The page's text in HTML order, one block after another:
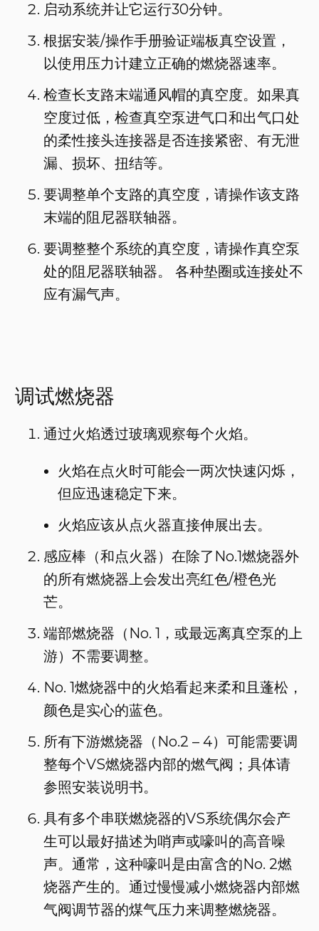
启动系统并让它运行30分钟。
根据安装/操作手册验证端板真空设置，
以使用压力计建立正确的燃烧器速率。
检查长支路末端通风帽的真空度。如果真
空度过低，检查真空泵进气口和出气口处
的柔性接头连接器是否连接紧密、有无泄
漏、损坏、扭结等。
要调整单个支路的真空度，请操作该支路
末端的阻尼器联轴器。
要调整整个系统的真空度，请操作真空泵
处的阻尼器联轴器。 各种垫圈或连接处不
应有漏气声。
调试燃烧器
通过火焰透过玻璃观察每个火焰。
火焰在点火时可能会一两次快速闪烁，
但应迅速稳定下来。
火焰应该从点火器直接伸展出去。
感应棒（和点火器）在除了No.1燃烧器外
的所有燃烧器上会发出亮红色/橙色光
芒。
端部燃烧器（No. 1，或最远离真空泵的上
游）不需要调整。
No. 1燃烧器中的火焰看起来柔和且蓬松，
颜色是实心的蓝色。
所有下游燃烧器（No.2 – 4）可能需要调
整每个VS燃烧器内部的燃气阀；具体请
参照安装说明书。
具有多个串联燃烧器的VS系统偶尔会产
生可以最好描述为哨声或嚎叫的高音噪
声。通常，这种嚎叫是由富含的No. 2燃
烧器产生的。通过慢慢减小燃烧器内部燃
气阀调节器的煤气压力来调整燃烧器。